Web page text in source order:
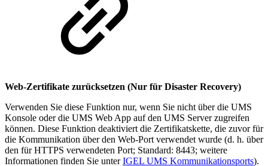
Web-Zertifikate zurücksetzen (Nur für Disaster Recovery)
Verwenden Sie diese Funktion nur, wenn Sie nicht über die UMS
Konsole oder die UMS Web App auf den UMS Server zugreifen
können. Diese Funktion deaktiviert die Zertifikatskette, die zuvor für
die Kommunikation über den Web-Port verwendet wurde (d. h. über
den für HTTPS verwendeten Port; Standard: 8443; weitere
Informationen finden Sie unterIGEL UMS Kommunikationsports).